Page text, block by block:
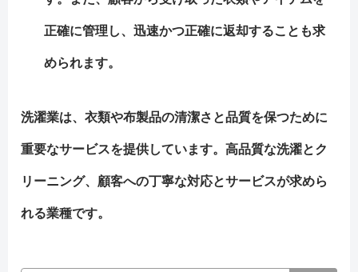
正確に管理し、迅速かつ正確に返却することも求
められます。
洗濯業は、衣類や布製品の清潔さと品質を保つために
重要なサービスを提供しています。高品質な洗濯とク
リーニング、顧客への丁寧な対応とサービスが求めら
れる業種です。